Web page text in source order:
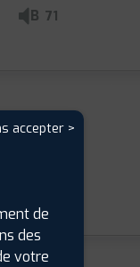
B 71
accepter >
de
des
votre